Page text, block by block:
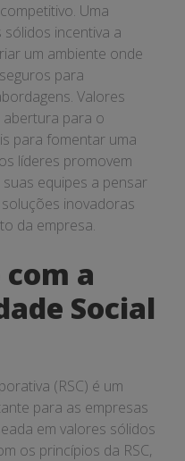
Uma
incentiva a
um ambiente onde
para
Valores
para o
para fomentar uma
líderes promovem
equipes a pensar
inovadoras
da empresa.
a
Social
(RSC) é um
para as empresas
em valores sólidos
os princípios da RSC,